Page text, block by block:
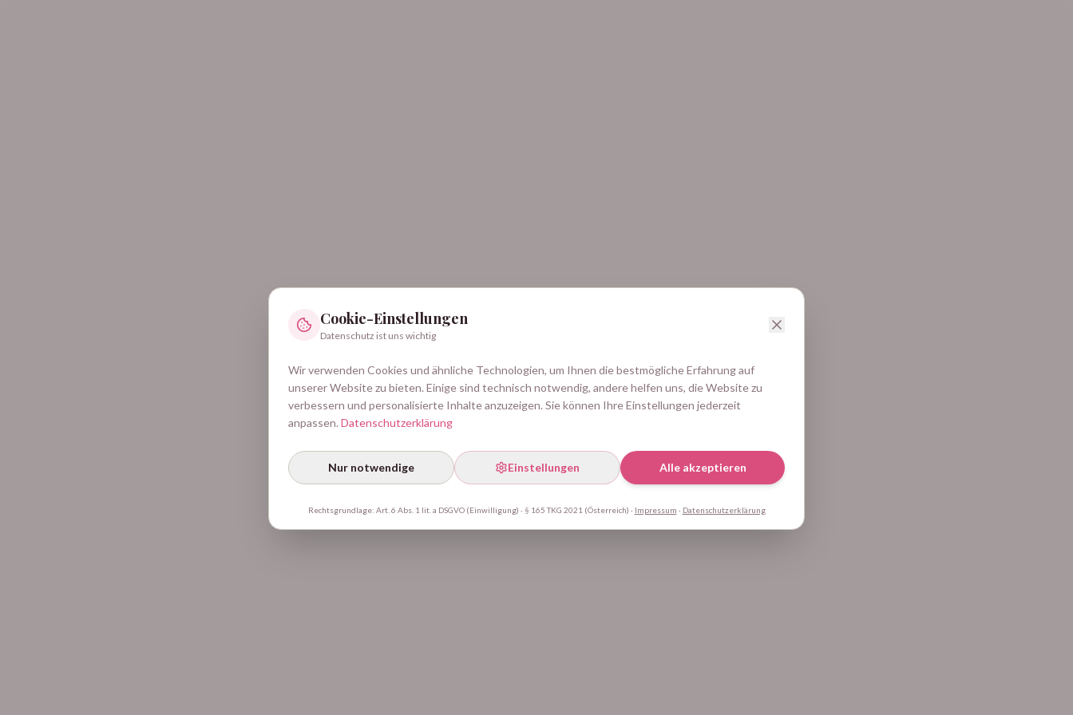
404
Diese Seite wurde nicht gefunden
Zur Startseite
Cookie-Einstellungen
Datenschutz ist uns wichtig
Wir verwenden Cookies und ähnliche Technologien, um Ihnen die bestmögliche Erfahrung auf
unserer Website zu bieten. Einige sind technisch notwendig, andere helfen uns, die Website zu
verbessern und personalisierte Inhalte anzuzeigen. Sie können Ihre Einstellungen jederzeit
anpassen. Datenschutzerklärung
Nur notwendige Einstellungen Alle akzeptieren
Rechtsgrundlage: Art. 6 Abs. 1 lit. a DSGVO (Einwilligung) · § 165 TKG 2021 (Österreich) · Impressum · Datenschutzerklärung